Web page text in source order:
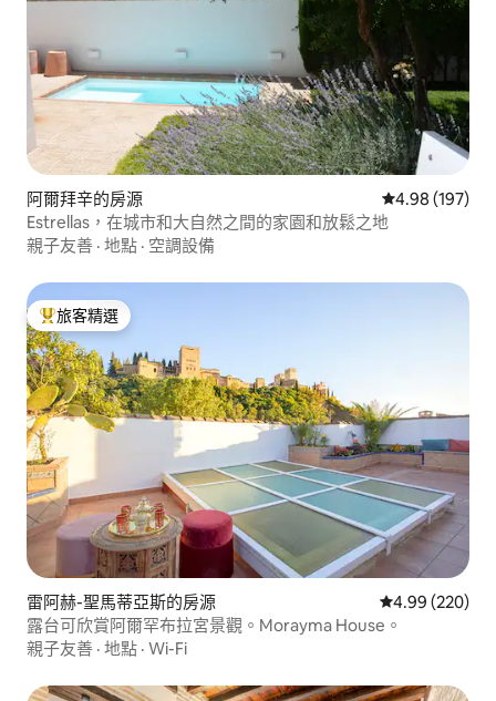
阿爾拜辛的房源 從 197 則評價
4.98 (197)
Estrellas，在城市和大自然之間的家園和放鬆之地
親子友善 · 地點 · 空調設備
旅客精選榜首
旅客精選
雷阿赫-聖馬蒂亞斯的房源 從 220 則評價
4.99 (220)
露台可欣賞阿爾罕布拉宮景觀。Morayma House。
親子友善 · 地點 · Wi-Fi